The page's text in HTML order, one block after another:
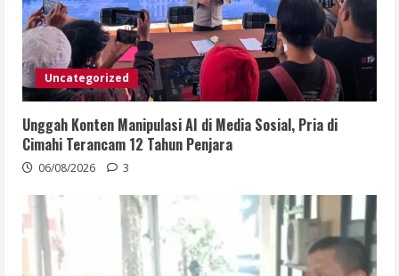
Uncategorized
Unggah Konten Manipulasi AI di Media Sosial, Pria di
Cimahi Terancam 12 Tahun Penjara
06/08/2026 3